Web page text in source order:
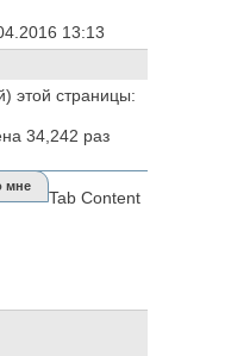
13:13
этой страницы:
34,242 раз
мне
Tab Content